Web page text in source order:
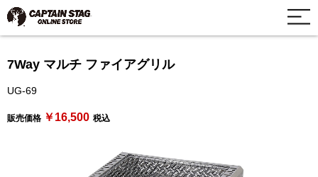
7Way マルチ ファイアグリル
UG-69
販売価格 ￥16,500 税込